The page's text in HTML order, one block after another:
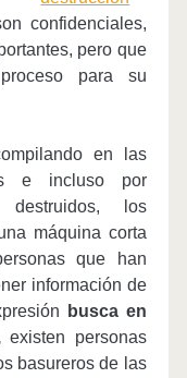
confidenciales,
pero que
para su
en las
e incluso por
los
máquina corta
que han
información de
busca en
existen personas
basureros de las